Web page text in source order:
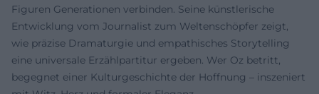
Figuren Generationen verbinden. Seine künstlerische
Entwicklung vom Journalist zum Weltenschöpfer zeigt,
wie präzise Dramaturgie und empathisches Storytelling
eine universale Erzählpartitur ergeben. Wer Oz betritt,
begegnet einer Kulturgeschichte der Hoffnung – inszeniert